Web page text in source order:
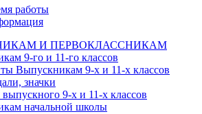
работы
И ПЕРВОКЛАССНИКАМ
9-го и 11-го классов
Выпускникам 9-х и 11-х классов
значки
9-х и 11-х классов
начальной школы